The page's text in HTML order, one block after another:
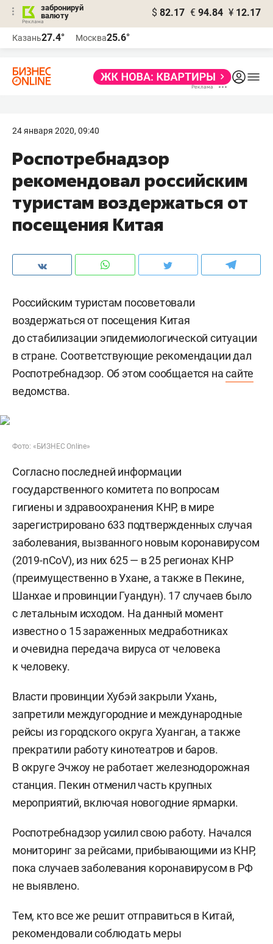
забронируй
валюту
$ 82.17 € 94.84 ¥ 12.17
Казань27.4° Москва25.6°
24 января 2020, 09:40
Роспотребнадзор
рекомендовал российским
туристам воздержаться от
посещения Китая
Российским туристам посоветовали
воздержаться от посещения Китая
до стабилизации эпидемиологической ситуации
в стране. Соответствующие рекомендации дал
Роспотребнадзор. Об этом сообщается насайте
ведомства.
Фото: «БИЗНЕС Online»
Согласно последней информации
государственного комитета по вопросам
гигиены и здравоохранения КНР, в мире
зарегистрировано 633 подтвержденных случая
заболевания, вызванного новым коронавирусом
(2019-nCoV), из них 625 — в 25 регионах КНР
(преимущественно в Ухане, а также в Пекине,
Шанхае и провинции Гуандун). 17 случаев было
с летальным исходом. На данный момент
известно о 15 зараженных медработниках
и очевидна передача вируса от человека
к человеку.
Власти провинции Хубэй закрыли Ухань,
запретили междугородние и международные
рейсы из городского округа Хуанган, а также
прекратили работу кинотеатров и баров.
В округе Эчжоу не работает железнодорожная
станция. Пекин отменил часть крупных
мероприятий, включая новогодние ярмарки.
Роспотребнадзор усилил свою работу. Начался
мониторинг за рейсами, прибывающими из КНР,
пока случаев заболевания коронавирусом в РФ
не выявлено.
Тем, кто все же решит отправиться в Китай,
рекомендовали соблюдать меры